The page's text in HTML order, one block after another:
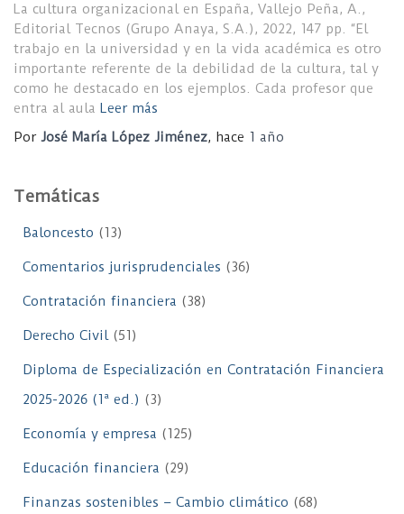
La cultura organizacional en España, Vallejo Peña, A.,
Editorial Tecnos (Grupo Anaya, S.A.), 2022, 147 pp. “El
trabajo en la universidad y en la vida académica es otro
importante referente de la debilidad de la cultura, tal y
como he destacado en los ejemplos. Cada profesor que
entra al aula Leer más
Por José María López Jiménez, hace 1 año
Temáticas
Baloncesto (13)
Comentarios jurisprudenciales (36)
Contratación financiera (38)
Derecho Civil(51)
Diploma de Especialización en Contratación Financiera
2025-2026 (1ª ed.) (3)
Economía y empresa (125)
Educación financiera (29)
Finanzas sostenibles – Cambio climático (68)